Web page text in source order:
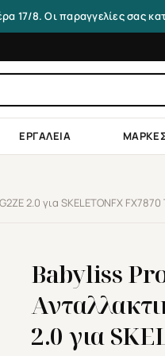
17/8. Οι παραγγελίες σας
ΕΡΓΑΛΕΊΑ
2.0 για SKELETONFX
Babyliss
2.0 για